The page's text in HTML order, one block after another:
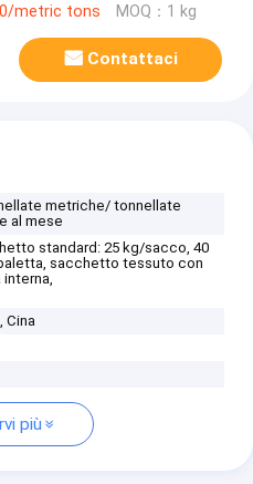
metric tons MOQ：1 kg
Contattaci
metriche/ tonnellate
al mese
standard: 25 kg/sacco, 40
sacchetto tessuto con
Cina
più